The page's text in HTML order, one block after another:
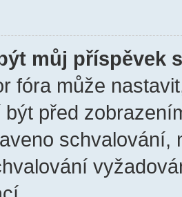
můj příspěvek
fóra může
před
schvalování,